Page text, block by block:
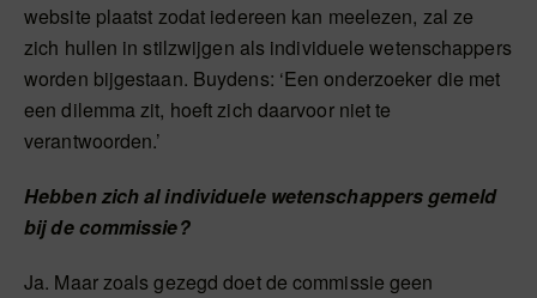
website plaatst zodat iedereen kan meelezen, zal ze
zich hullen in stilzwijgen als individuele wetenschappers
worden bijgestaan. Buydens: ‘Een onderzoeker die met
een dilemma zit, hoeft zich daarvoor niet te
verantwoorden.’
Hebben zich al individuele wetenschappers gemeld
bij de commissie?
Ja. Maar zoals gezegd doet de commissie geen